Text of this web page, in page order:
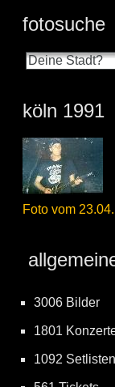
fotosuche
köln 1991
Foto vom
3006 Bilder
1801
1092 Setlisten